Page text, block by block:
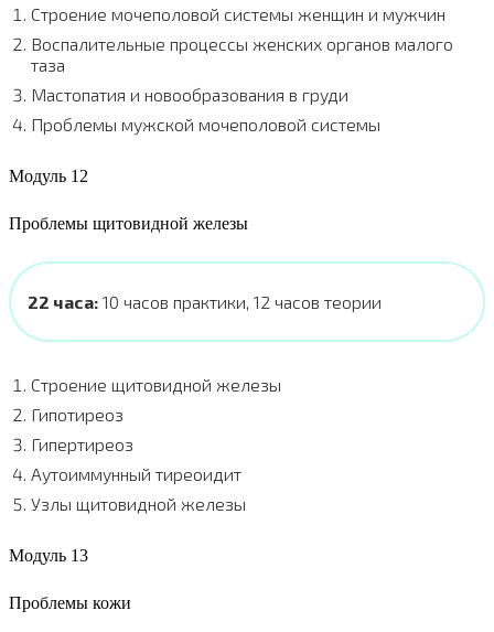
Строение мочеполовой системы женщин и мужчин
Воспалительные процессы женских органов малого
таза
Мастопатия и новообразования в груди
Проблемы мужской мочеполовой системы
Модуль 12
Проблемы щитовидной железы
22 часа: 10 часов практики, 12 часов теории
Строение щитовидной железы
Гипотиреоз
Гипертиреоз
Аутоиммунный тиреоидит
Узлы щитовидной железы
Модуль 13
Проблемы кожи